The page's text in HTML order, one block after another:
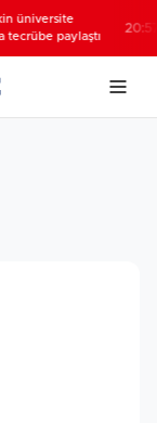
üniversite
tecrübe paylaştı
20:57